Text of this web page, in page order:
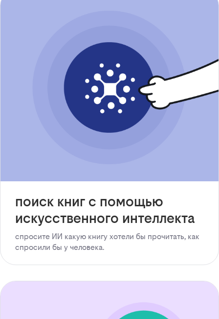
поиск книг с помощью
искусственного интеллекта
спросите ИИ какую книгу хотели бы прочитать, как
спросили бы у человека.